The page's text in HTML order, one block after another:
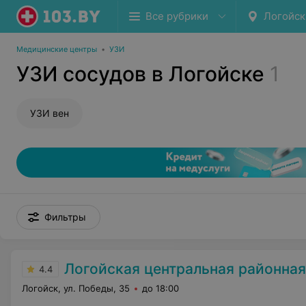
Все рубрики Логойск
Медицинские центры • УЗИ
УЗИ сосудов в Логойске 1
УЗИ вен
Фильтры
4.4 Логойская центральная
Логойск, ул. Победы, 35 до 18:00